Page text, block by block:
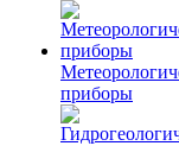
приборы